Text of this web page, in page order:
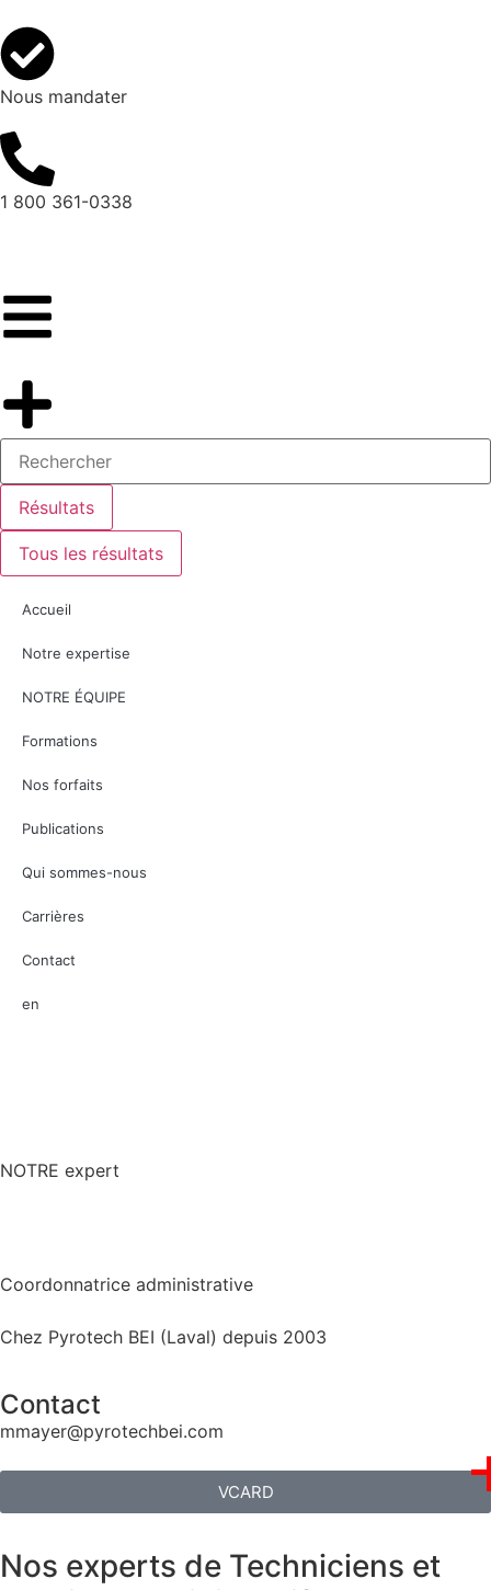
Nous mandater
1 800 361-0338
Résultats
Tous les résultats
Accueil
Notre expertise
NOTRE ÉQUIPE
Formations
Nos forfaits
Publications
Qui sommes-nous
Carrières
Contact
en
NOTRE expert
Coordonnatrice administrative
Chez Pyrotech BEI (Laval) depuis 2003
Contact
mmayer@pyrotechbei.com
VCARD
Nos experts de Techniciens et